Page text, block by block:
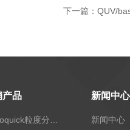
下一篇： QUV/
产品 新闻中心
新闻中心